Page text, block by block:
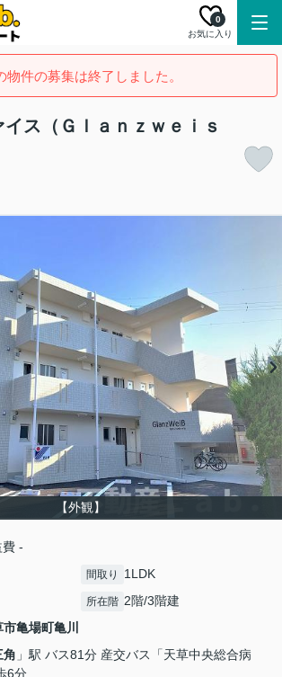
お気に入り
0
物件の募集は終了しました。
ス（Ｇｌａｎｚｗｅｉｓ
【外観】
-
間取り 1LDK
所在階 2階/3階建
市亀場町亀川
角 」駅 バス81分 産交バス「天草中央総合病
6分